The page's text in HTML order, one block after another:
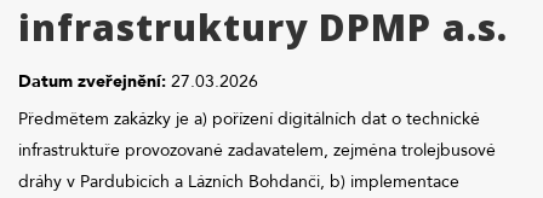
infrastruktury DPMP a.s.
Datum zveřejnění: 27.03.2026
Předmětem zakázky je a) pořízení digitálních dat o technické
infrastruktuře provozované zadavatelem, zejména trolejbusové
dráhy v Pardubicích a Lázních Bohdanči, b) implementace